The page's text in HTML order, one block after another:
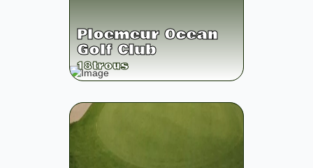
Ploemeur Ocean
Golf Club
18trous